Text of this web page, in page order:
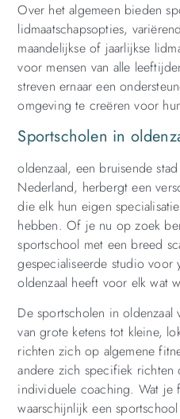
Over het algemeen bieden
lidmaatschapsopties,
maandelijkse of jaarlijkse
voor mensen van alle
streven ernaar een
omgeving te creëren voor
Sportscholen in
oldenzaal, een bruisende
Nederland, herbergt een
die elk hun eigen
hebben. Of je nu op zoek
sportschool met een breed
gespecialiseerde studio voor
oldenzaal heeft voor elk wat
De sportscholen in
van grote ketens tot kleine,
richten zich op algemene
andere zich specifiek richten
individuele coaching. Wat je
waarschijnlijk een